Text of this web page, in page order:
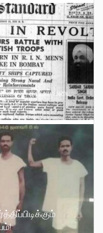
வைத்த கப்பல் படை
25